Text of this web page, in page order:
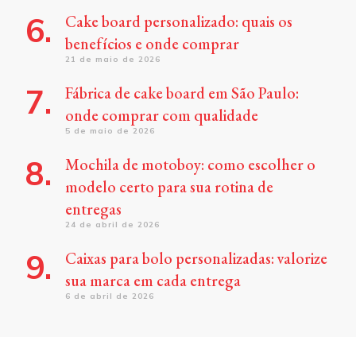
Cake board personalizado: quais os
benefícios e onde comprar
21 de maio de 2026
Fábrica de cake board em São Paulo:
onde comprar com qualidade
5 de maio de 2026
Mochila de motoboy: como escolher o
modelo certo para sua rotina de
entregas
24 de abril de 2026
Caixas para bolo personalizadas: valorize
sua marca em cada entrega
6 de abril de 2026